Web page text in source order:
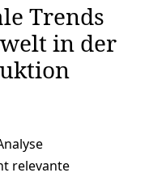
Trends
in der
relevante